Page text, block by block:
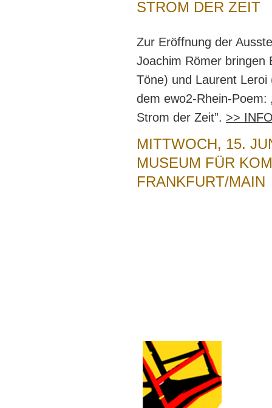
STROM DER ZEIT
Zur Eröffnung der
Joachim Römer bringen
Töne) und Laurent
dem ewo2-Rhein-Poem:
Strom der Zeit”. >>
MITTWOCH, 15.
MUSEUM FÜR
FRANKFURT/MAIN